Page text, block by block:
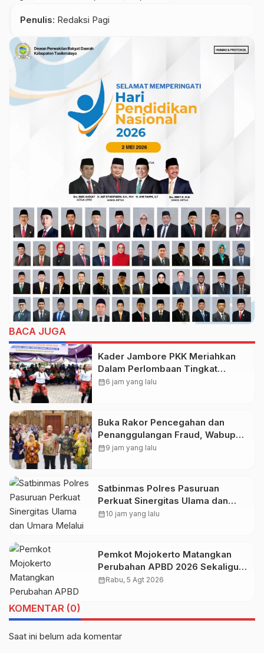
Penulis: Redaksi Pagi
BACA JUGA
Kader Jambore PKK Meriahkan
Dalam Perlombaan Tingkat
Kabupaten Samosir
calendar_month6 jam yang lalu
Buka Rakor Pencegahan dan
Penanggulangan Fraud, Wabup
Alif Dorong Perkuat Sistem JKN
calendar_month9 jam yang lalu
Satbinmas Polres Pasuruan
Perkuat Sinergitas Ulama dan
Umara Melalui Program Rabu
calendar_month10 jam yang lalu
Pemkot Mojokerto Matangkan
Perubahan APBD 2026 Sekaligus
Siapkan Arah Pembangunan 2027
calendar_monthRabu, 5 Agt 2026
KOMENTAR (0)
Saat ini belum ada komentar